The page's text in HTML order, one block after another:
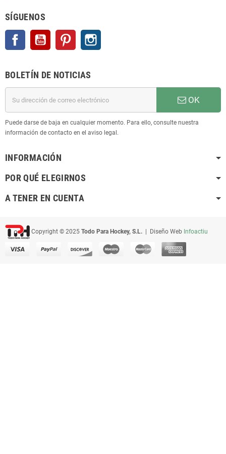
SÍGUENOS
Facebook YouTube Pinterest
BOLETÍN DE NOTICIAS
OK
Puede darse de baja en cualquier momento. Para ello, consulte nuestra
información de contacto en el aviso legal.
INFORMACIÓN
POR QUÉ ELEGIRNOS
A TENER EN CUENTA
Copyright © 2025 Todo Para Hockey, S.L. | Diseño Web Infoactiu